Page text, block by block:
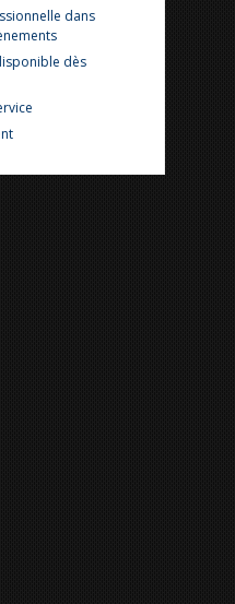
dans
dès